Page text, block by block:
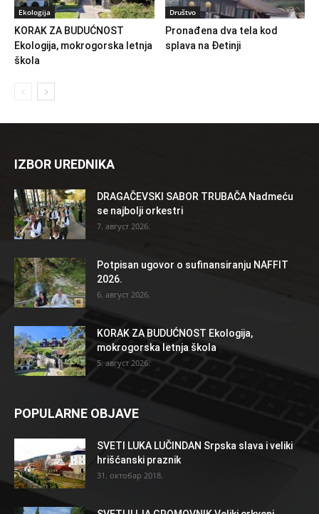
Ekologija
KORAK ZA BUDUĆNOST
Ekologija, mokrogorska letnja
škola
Društvo
Pronađena dva tela kod
splava na Đetinji
IZBOR UREDNIKA
DRAGAČEVSKI SABOR TRUBAČA Nadmeću
se najbolji orkestri
7. август 2026.
Potpisan ugovor o sufinansiranju NAFFIT
2026.
6. август 2026.
KORAK ZA BUDUĆNOST Ekologija,
mokrogorska letnja škola
5. август 2026.
POPULARNE OBJAVE
SVETI LUKA LUČINDAN Srpska slava i veliki
hrišćanski praznik
31. октобар 2018.